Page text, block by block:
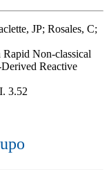
JP; Rosales, C;
Rapid Non-classical
Reactive
3.52